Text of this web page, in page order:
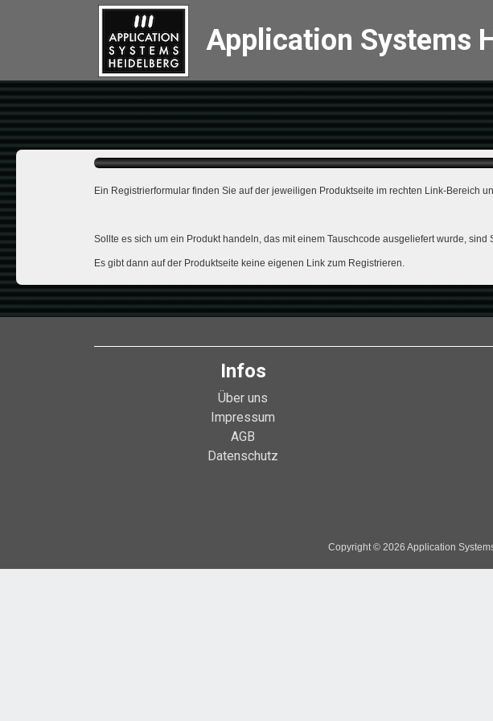
Application Systems
Ein Registrierformular finden Sie auf der jeweiligen Produktseite im rechten Link-Bereich
Sollte es sich um ein Produkt handeln, das mit einem Tauschcode ausgeliefert wurde,
Es gibt dann auf der Produktseite keine eigenen Link zum Registrieren.
Infos
Über uns
Impressum
AGB
Datenschutz
Copyright © 2026 Application